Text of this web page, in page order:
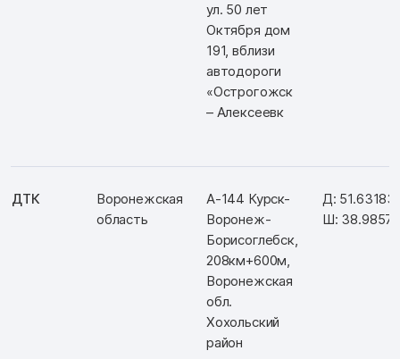
ул. 50 лет
Октября дом
191, вблизи
автодороги
«Острогожск
– Алексеевк
ДТК
Воронежская
область
А-144 Курск-
Воронеж-
Борисоглебск,
208км+600м,
Воронежская
обл.
Хохольский
район
Д:
Ш: